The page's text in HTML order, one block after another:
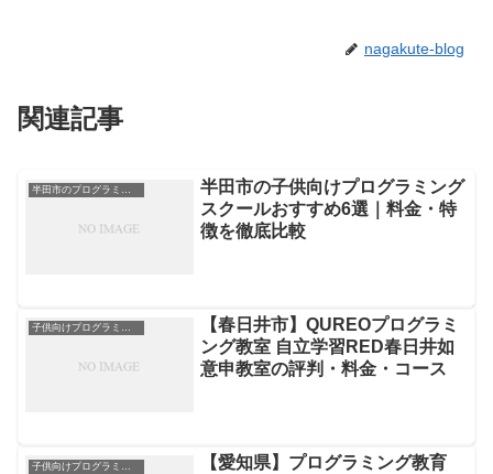
nagakute-blog
関連記事
半田市の子供向けプログラミング
スクールおすすめ6選｜料金・特
徴を徹底比較
子供向けプログラミングスクール
【春日井市】QUREOプログラミ
ング教室 自立学習RED春日井如
意申教室の評判・料金・コース
【愛知県】プログラミング教育